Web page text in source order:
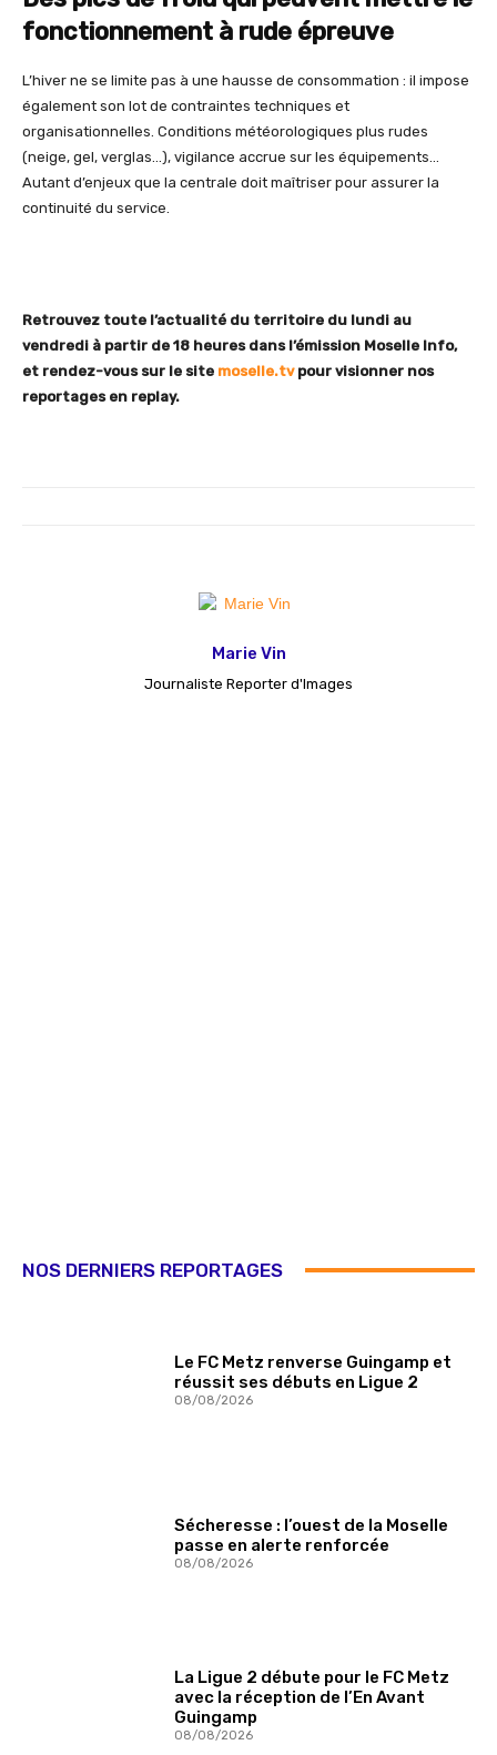
fonctionnement à rude épreuve
L’hiver ne se limite pas à une hausse de consommation : il impose
également son lot de contraintes techniques et
organisationnelles. Conditions météorologiques plus rudes
(neige, gel, verglas…), vigilance accrue sur les équipements…
Autant d’enjeux que la centrale doit maîtriser pour assurer la
continuité du service.
Retrouvez toute l’actualité du territoire du lundi au
vendredi à partir de 18 heures dans l’émission Moselle Info,
et rendez-vous sur le site moselle.tv pour visionner nos
reportages en replay.
Marie Vin
Journaliste Reporter d'Images
NOS DERNIERS REPORTAGES
Le FC Metz renverse Guingamp et
réussit ses débuts en Ligue 2
08/08/2026
Sécheresse : l’ouest de la Moselle
passe en alerte renforcée
08/08/2026
La Ligue 2 débute pour le FC Metz
avec la réception de l’En Avant
Guingamp
08/08/2026